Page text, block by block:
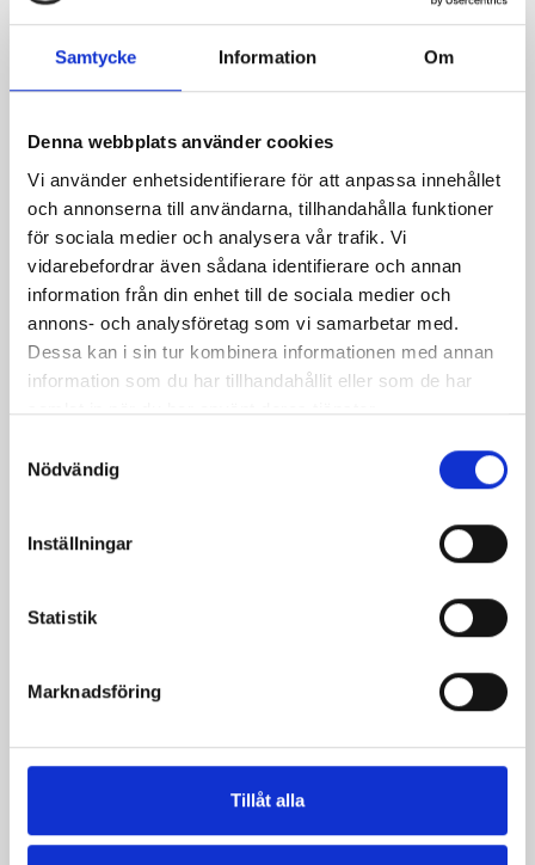
Samtycke Information Om
Denna webbplats använder cookies
Vi använder enhetsidentifierare för att anpassa innehållet
och annonserna till användarna, tillhandahålla funktioner
för sociala medier och analysera vår trafik. Vi
vidarebefordrar även sådana identifierare och annan
information från din enhet till de sociala medier och
annons- och analysföretag som vi samarbetar med.
Dessa kan i sin tur kombinera informationen med annan
information som du har tillhandahållit eller som de har
samlat in när du har använt deras tjänster.
Nödvändig
Inställningar
Statistik
Marknadsföring
Tillåt alla
Relaterade recept:
Dela
på
Facebook
Dela
på
Twitter
Dela
på
Pinterest
Dela
via
e-
post
Skriv
ut
Bäst i test: Norrmejeriers laktosfria
mjölk
Vi kan stolt konstatera att vår laktosfria Mellanmjölk
200 norrlänningar fick deltog vid provsmakningen. Vår
produkt vann testet.